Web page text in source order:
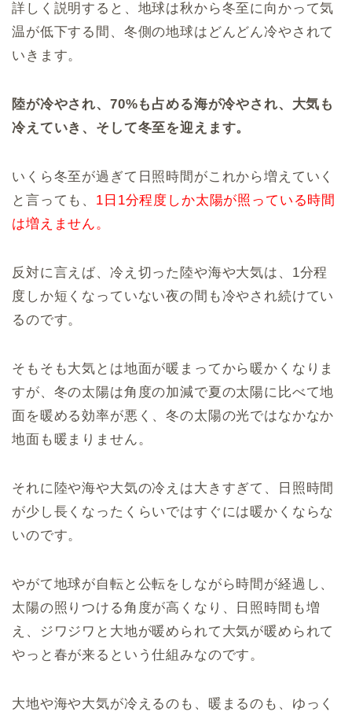
詳しく説明すると、地球は秋から冬至に向かって気
温が低下する間、冬側の地球はどんどん冷やされて
いきます。
陸が冷やされ、70%も占める海が冷やされ、大気も
冷えていき、そして冬至を迎えます。
いくら冬至が過ぎて日照時間がこれから増えていく
と言っても、 1日1分程度しか太陽が照っている時間
は増えません。
反対に言えば、冷え切った陸や海や大気は、1分程
度しか短くなっていない夜の間も冷やされ続けてい
るのです。
そもそも大気とは地面が暖まってから暖かくなりま
すが、冬の太陽は角度の加減で夏の太陽に比べて地
面を暖める効率が悪く、冬の太陽の光ではなかなか
地面も暖まりません。
それに陸や海や大気の冷えは大きすぎて、日照時間
が少し長くなったくらいではすぐには暖かくならな
いのです。
やがて地球が自転と公転をしながら時間が経過し、
太陽の照りつける角度が高くなり、日照時間も増
え、ジワジワと大地が暖められて大気が暖められて
やっと春が来るという仕組みなのです。
大地や海や大気が冷えるのも、暖まるのも、ゆっく